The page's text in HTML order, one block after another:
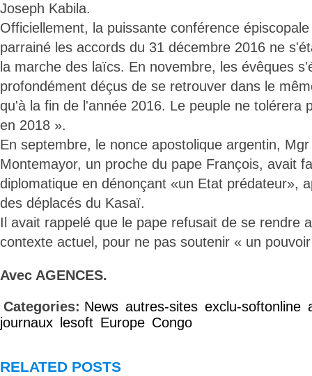
Joseph Kabila.
Officiellement, la puissante conférence
parrainé les accords du 31 décembre 2016 ne
la marche des laïcs. En novembre, les évêques
profondément déçus de se retrouver dans le
qu'à la fin de l'année 2016. Le peuple ne tolérera
en 2018 ».
En septembre, le nonce apostolique argentin,
Montemayor, un proche du pape François, avait
diplomatique en dénonçant «un Etat prédateur»,
des déplacés du Kasaï.
Il avait rappelé que le pape refusait de se rendre
contexte actuel, pour ne pas soutenir « un
Avec AGENCES.
Categories: News autres-sites exclu-softonline
journaux
lesoft Europe Congo
RELATED POSTS